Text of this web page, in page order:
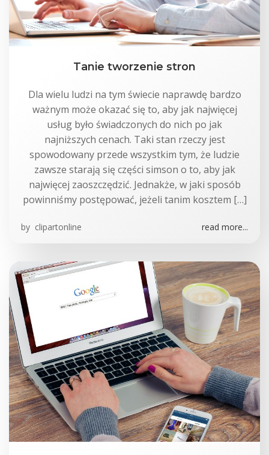
Tanie tworzenie stron
Dla wielu ludzi na tym świecie naprawdę bardzo
ważnym może okazać się to, aby jak najwięcej
usług było świadczonych do nich po jak
najniższych cenach. Taki stan rzeczy jest
spowodowany przede wszystkim tym, że ludzie
zawsze starają się części simson o to, aby jak
najwięcej zaoszczędzić. Jednakże, w jaki sposób
powinniśmy postępować, jeżeli tanim kosztem […]
by clipartonline read more...